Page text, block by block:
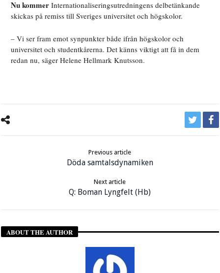
Nu kommer Internationaliseringsutredningens delbetänkande
skickas på remiss till Sveriges universitet och högskolor.
– Vi ser fram emot synpunkter både ifrån högskolor och
universitet och studentkårerna. Det känns viktigt att få in dem
redan nu, säger Helene Hellmark Knutsson.
Previous article
Döda samtalsdynamiken
Next article
Q: Boman Lyngfelt (Hb)
ABOUT THE AUTHOR